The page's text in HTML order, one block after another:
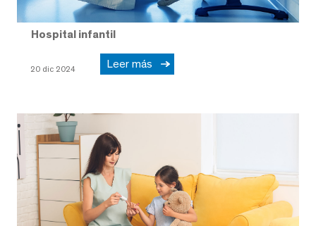
Hospital infantil
20 dic 2024 Leer más